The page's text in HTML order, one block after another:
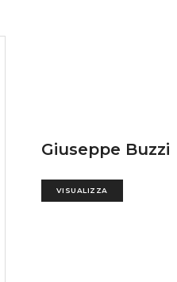
Giuseppe Buzzi
VISUALIZZA